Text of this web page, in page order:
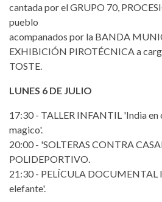
cantada por el GRUPO 70,
pueblo
acompanados por la BANDA
EXHIBICIÓN PIROTÉCNICA a
TOSTE.
LUNES 6 DE JULIO
17:30 - TALLER INFANTIL 'India en
magico'.
20:00 - 'SOLTERAS CONTRA
POLIDEPORTIVO.
21:30 - PELÍCULA
elefante'.